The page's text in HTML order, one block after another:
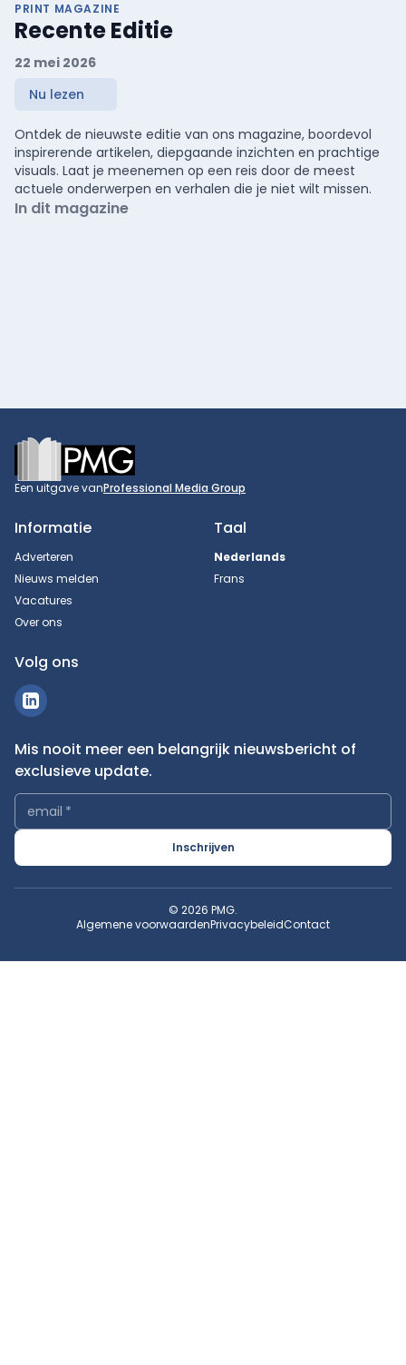
PRINT MAGAZINE
Recente Editie
22 mei 2026
Nu lezen
Ontdek de nieuwste editie van ons magazine, boordevol
inspirerende artikelen, diepgaande inzichten en prachtige
visuals. Laat je meenemen op een reis door de meest
actuele onderwerpen en verhalen die je niet wilt missen.
In dit magazine
Footer
Een uitgave vanProfessional Media Group
Informatie
Adverteren
Nieuws melden
Vacatures
Over ons
Taal
Nederlands
Frans
Volg ons
Mis nooit meer een belangrijk nieuwsbericht of
exclusieve update.
email *
Inschrijven
© 2026 PMG.
Algemene voorwaardenPrivacybeleidContact